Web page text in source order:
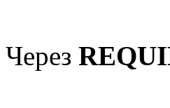
Через